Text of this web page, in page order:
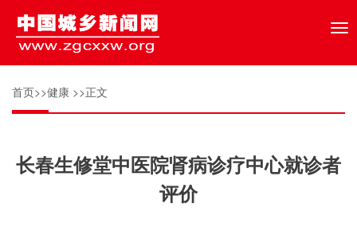
首页>>健康 >>正文
长春生修堂中医院肾病诊疗中心就诊者
评价